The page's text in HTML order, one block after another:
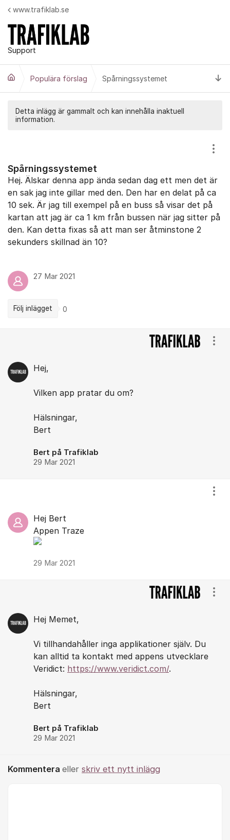
Hoppa till innehåll
Support
www.trafiklab.se
Populära förslag Spårningssystemet
Detta inlägg är gammalt och kan innehålla inaktuell
information.
Spårningssystemet
Hej. Älskar denna app ända sedan dag ett men det är
en sak jag inte gillar med den. Den har en delat på ca
10 sek. Är jag till exempel på en buss så visar det på
kartan att jag är ca 1 km från bussen när jag sitter på
den. Kan detta fixas så att man ser åtminstone 2
sekunders skillnad än 10?
27 Mar 2021
Följ inlägget 0
Hej,
Vilken app pratar du om?
Hälsningar,
Bert
Bert på Trafiklab
29 Mar 2021
Hej Bert
Appen Traze
29 Mar 2021
Hej Memet,
Vi tillhandahåller inga applikationer själv. Du
kan alltid ta kontakt med appens utvecklare
Veridict: https://www.veridict.com/.
Hälsningar,
Bert
Bert på Trafiklab
29 Mar 2021
Kommentera eller skriv ett nytt inlägg